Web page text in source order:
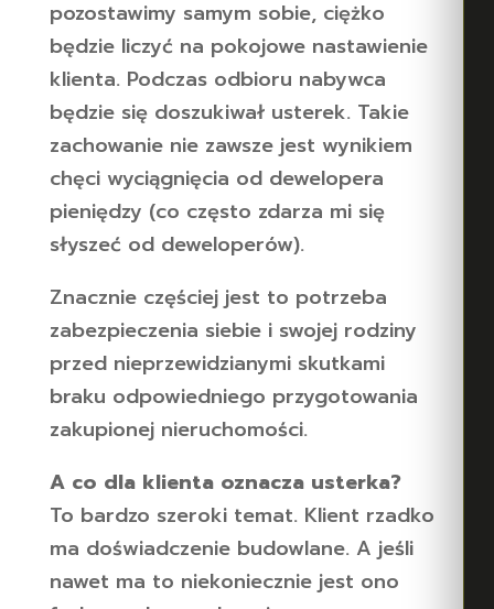
pozostawimy samym sobie, ciężko
będzie liczyć na pokojowe nastawienie
klienta. Podczas odbioru nabywca
będzie się doszukiwał usterek. Takie
zachowanie nie zawsze jest wynikiem
chęci wyciągnięcia od dewelopera
pieniędzy (co często zdarza mi się
słyszeć od deweloperów).
Znacznie częściej jest to potrzeba
zabezpieczenia siebie i swojej rodziny
przed nieprzewidzianymi skutkami
braku odpowiedniego przygotowania
zakupionej nieruchomości.
A co dla klienta oznacza usterka?
To bardzo szeroki temat. Klient rzadko
ma doświadczenie budowlane. A jeśli
nawet ma to niekoniecznie jest ono